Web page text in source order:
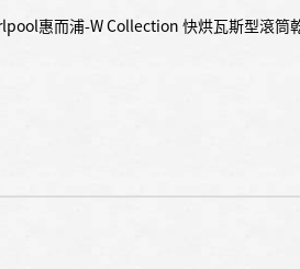
惠而浦-W Collection 快烘瓦斯型滾筒